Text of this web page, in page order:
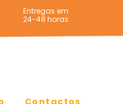
Entregas em
24-48 horas
Contactos